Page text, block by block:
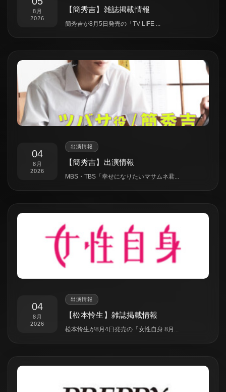
8月
2026
【簡秀吉】雑誌掲載情報
簡秀吉が8月5日発売の「TV LIFE ...
04
8月
2026
出演情報
【簡秀吉】出演情報
MBS・TBS「幸せになりたいマサムネ君...
04
8月
2026
出演情報
【松本怜生】雑誌掲載情報
松本怜生が8月4日発売の「女性自身 8月...